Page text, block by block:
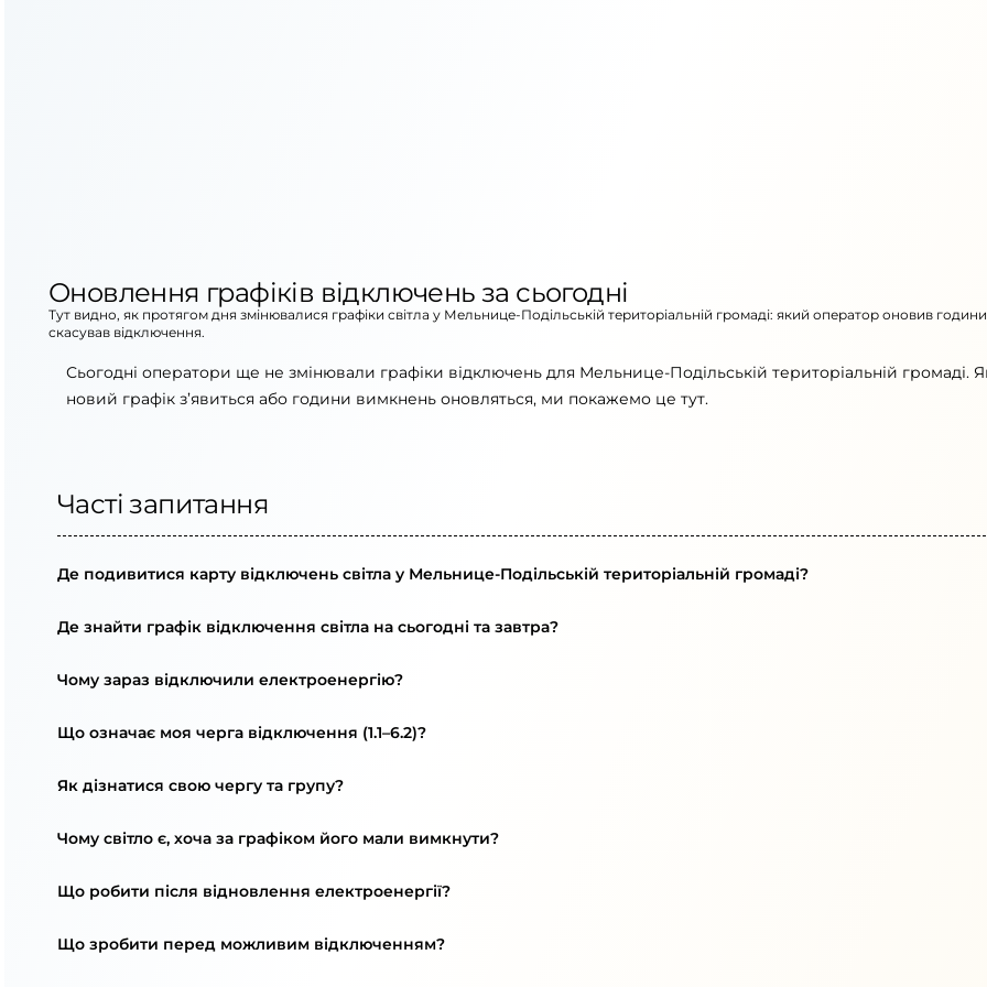
Оновлення графіків відключень за сьогодні
Тут видно, як протягом дня змінювалися графіки світла у Мельнице-Подільській територіальній громаді: який оператор оновив
скасував відключення.
Сьогодні оператори ще не змінювали графіки відключень для Мельнице-Подільській територіальній громаді.
новий графік з’явиться або години вимкнень оновляться, ми покажемо це тут.
Часті запитання
Де подивитися карту відключень світла у Мельнице-Подільській територіальній громаді?
Де знайти графік відключення світла на сьогодні та завтра?
Чому зараз відключили електроенергію?
Що означає моя черга відключення (1.1–6.2)?
Як дізнатися свою чергу та групу?
Чому світло є, хоча за графіком його мали вимкнути?
Що робити після відновлення електроенергії?
Що зробити перед можливим відключенням?